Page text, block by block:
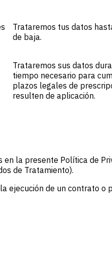
Trataremos tus datos
de baja.
Trataremos sus datos
tiempo necesario para
plazos legales de
resulten de aplicación.
la presente Política de
de Tratamiento).
ejecución de un contrato